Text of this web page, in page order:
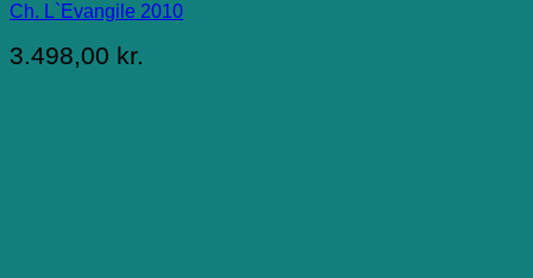
Ch. L`Evangile 2010
3.498,00 kr.